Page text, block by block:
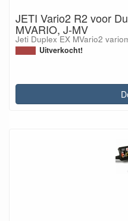
JETI Vario2 R2 voor
MVARIO, J-MV
Jeti Duplex EX MVario2
Uitverkocht!